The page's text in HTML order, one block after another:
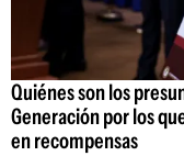
Quiénes son los
Generación por los
en recompensas